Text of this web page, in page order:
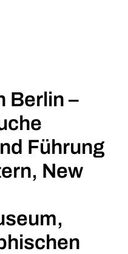
Berlin –
Führung
New